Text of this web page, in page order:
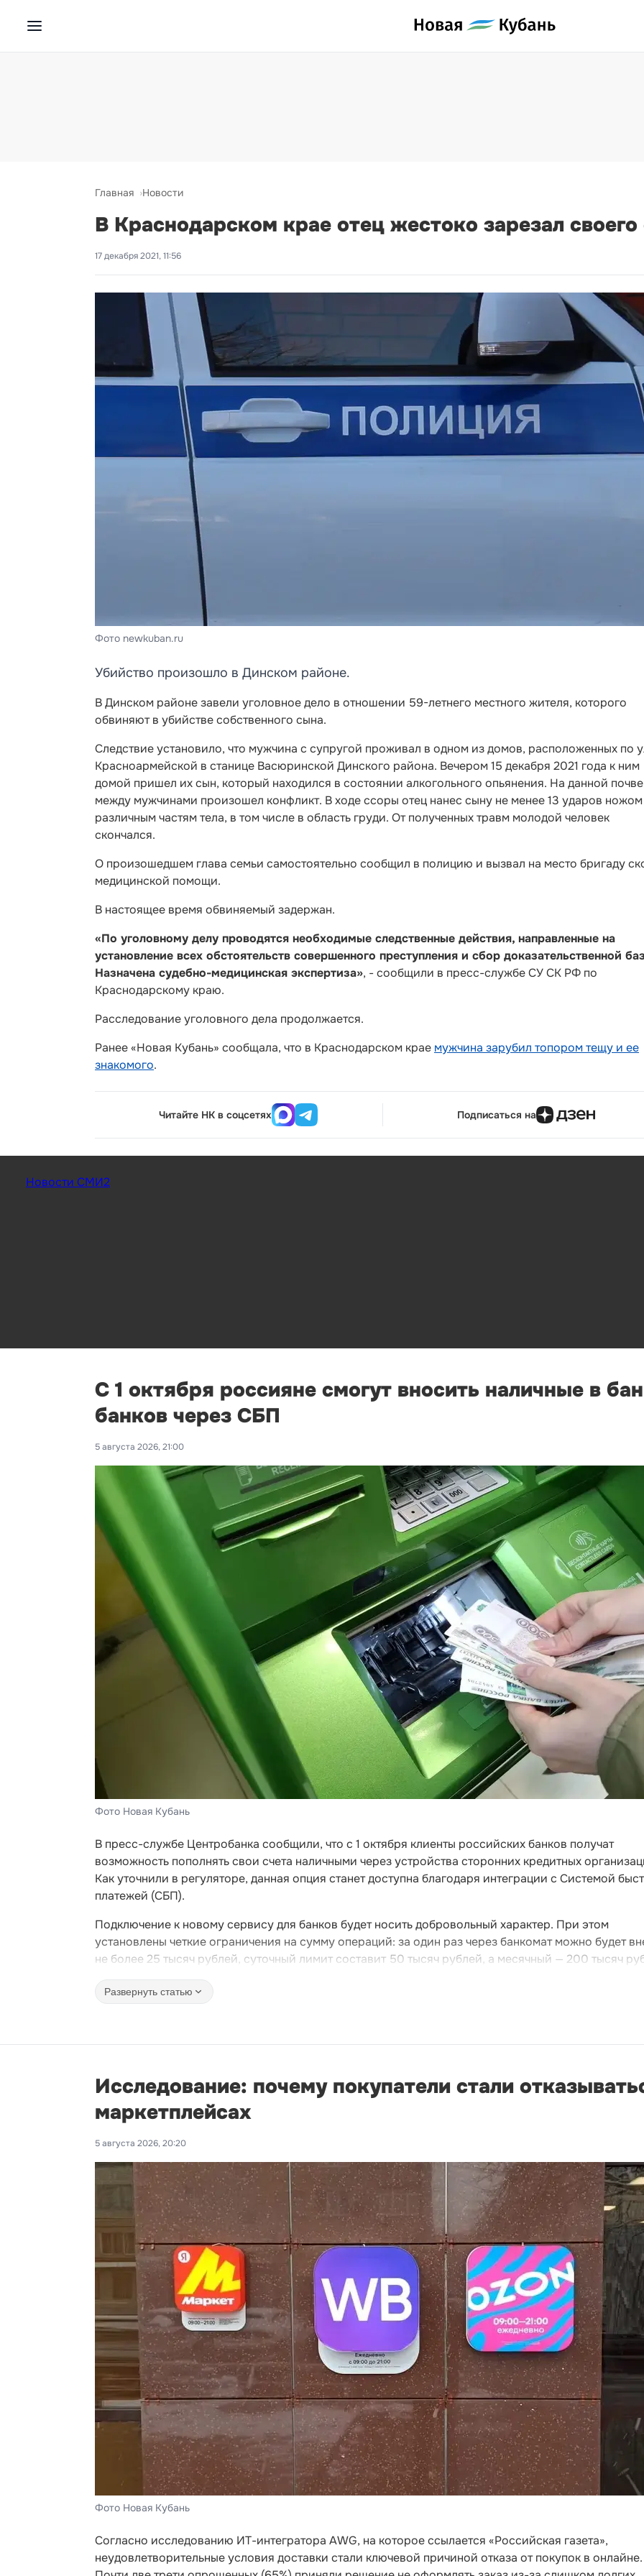
Главная Новости
В Краснодарском крае отец жестоко зарезал
17 декабря 2021, 11:56
Фото newkuban.ru
Убийство произошло в Динском районе.
В Динском районе завели уголовное дело в отношении 59-летнего местного жителя, которого
обвиняют в убийстве собственного сына.
Следствие установило, что мужчина с супругой проживал в одном из домов, расположенных по
Красноармейской в станице Васюринской Динского района. Вечером 15 декабря 2021 года к ним
домой пришел их сын, который находился в состоянии алкогольного опьянения. На данной почве
между мужчинами произошел конфликт. В ходе ссоры отец нанес сыну не менее 13 ударов
различным частям тела, в том числе в область груди. От полученных травм молодой человек
скончался.
О произошедшем глава семьи самостоятельно сообщил в полицию и вызвал на место бригаду
медицинской помощи.
В настоящее время обвиняемый задержан.
«По уголовному делу проводятся необходимые следственные действия, направленные на
установление всех обстоятельств совершенного преступления и сбор доказательственной
Назначена судебно-медицинская экспертиза», - сообщили в пресс-службе СУ СК РФ по
Краснодарскому краю.
Расследование уголовного дела продолжается.
Ранее «Новая Кубань» сообщала, что в Краснодарском крае мужчина зарубил топором тещу и ее
знакомого.
Читайте НК в соцсетях Подписаться на
Новости СМИ2
С 1 октября россияне смогут вносить наличные в
банков через СБП
5 августа 2026, 21:00
Фото Новая Кубань
В пресс-службе Центробанка сообщили, что с 1 октября клиенты российских банков получат
возможность пополнять свои счета наличными через устройства сторонних кредитных
Как уточнили в регуляторе, данная опция станет доступна благодаря интеграции с Системой
платежей (СБП).
Подключение к новому сервису для банков будет носить добровольный характер. При этом
установлены четкие ограничения на сумму операций: за один раз через банкомат можно будет
не более 25 тысяч рублей, суточный лимит составит 50 тысяч рублей, а месячный — 200 тысяч
Развернуть статью
Исследование: почему покупатели стали
маркетплейсах
5 августа 2026, 20:20
Фото Новая Кубань
Согласно исследованию ИТ-интегратора AWG, на которое ссылается «Российская газета»,
неудовлетворительные условия доставки стали ключевой причиной отказа от покупок в онлайне.